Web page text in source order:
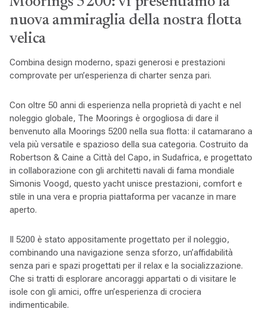
nuova ammiraglia della nostra flotta
velica
Combina design moderno, spazi generosi e prestazioni
comprovate per un’esperienza di charter senza pari.
Con oltre 50 anni di esperienza nella proprietà di yacht e nel
noleggio globale, The Moorings è orgogliosa di dare il
benvenuto alla Moorings 5200 nella sua flotta: il catamarano a
vela più versatile e spazioso della sua categoria. Costruito da
Robertson & Caine a Città del Capo, in Sudafrica, e progettato
in collaborazione con gli architetti navali di fama mondiale
Simonis Voogd, questo yacht unisce prestazioni, comfort e
stile in una vera e propria piattaforma per vacanze in mare
aperto.
Il 5200 è stato appositamente progettato per il noleggio,
combinando una navigazione senza sforzo, un’affidabilità
senza pari e spazi progettati per il relax e la socializzazione.
Che si tratti di esplorare ancoraggi appartati o di visitare le
isole con gli amici, offre un’esperienza di crociera
indimenticabile.